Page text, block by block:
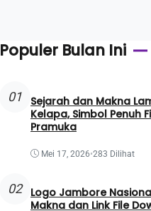
Populer Bulan Ini
01
Sejarah dan Makna
Kelapa, Simbol Penuh
Pramuka
Mei 17, 2026•283 Dilihat
02
Logo Jambore
Makna dan Link File